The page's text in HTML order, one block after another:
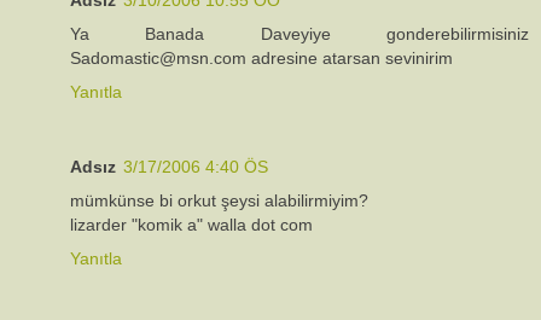
Ya Banada Daveyiye gonderebilirmisiniz
Sadomastic@msn.com adresine atarsan sevinirim
Yanıtla
Adsız 3/17/2006 4:40 ÖS
mümkünse bi orkut şeysi alabilirmiyim?
lizarder "komik a" walla dot com
Yanıtla